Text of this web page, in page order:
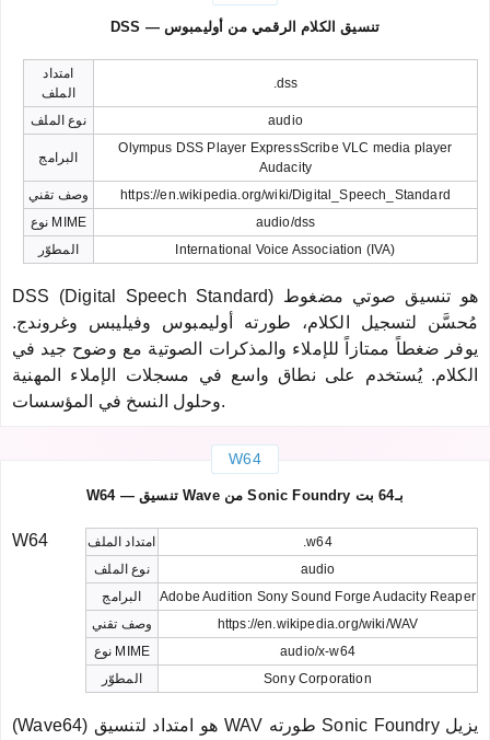
DSS — تنسيق الكلام الرقمي من أوليمبوس
امتداد
الملف
.dss
نوع الملف audio
البرامج
Olympus DSS Player ExpressScribe VLC media player
Audacity
وصف تقني
https://en.wikipedia.org/wiki/Digital_Speech_Standard
نوع MIME
audio/dss
المطوّر
International Voice Association (IVA)
DSS (Digital Speech Standard) هو تنسيق صوتي مضغوط
مُحسَّن لتسجيل الكلام، طورته أوليمبوس وفيليبس وغروندج.
يوفر ضغطاً ممتازاً للإملاء والمذكرات الصوتية مع وضوح جيد في
الكلام. يُستخدم على نطاق واسع في مسجلات الإملاء المهنية
وحلول النسخ في المؤسسات.
W64
W64 — تنسيق Wave من Sonic Foundry بـ64 بت
امتداد الملف
.w64
نوع الملف
audio
البرامج
Adobe Audition Sony Sound Forge Audacity Reaper
وصف تقني
https://en.wikipedia.org/wiki/WAV
نوع MIME
audio/x-w64
المطوّر
Sony Corporation
W64
(Wave64) هو امتداد لتنسيق WAV طورته Sonic Foundry يزيل